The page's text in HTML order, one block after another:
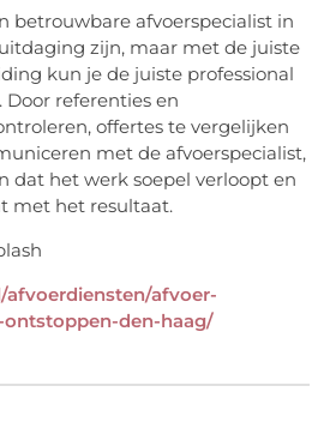
betrouwbare afvoerspecialist in
zijn, maar met de juiste
kun je de juiste professional
Door referenties en
offertes te vergelijken
met de afvoerspecialist,
dat het werk soepel verloopt en
met het resultaat.
afvoer-
den-haag/